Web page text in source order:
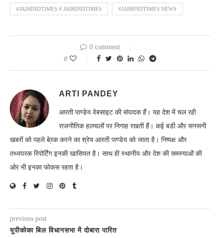
#JAIHINDTIMES # JAIHINDTIMES #JAIHINDTIMES NEWS
0 comment
0
ARTI PANDEY
आरती पाण्डेय वेबसाइट की संपादक हैं। यह देश में चल रही
राजनीतिक हलचलों पर निगाह रखती हैं। कई बडी और सनसनी
खबरों को पहले बे्रक करने का श्रेय आरती पाण्डेय को जाता है। निष्पक्ष और
तथ्यपरक रिपोर्टिंग इनकी खासियत है। साथ ही स्थानीय और देश की समस्याओं की
ओर भी इनका फोकस रहता है।
previous post
यूपीकोका बिल विधानसभा में दोबारा पारित